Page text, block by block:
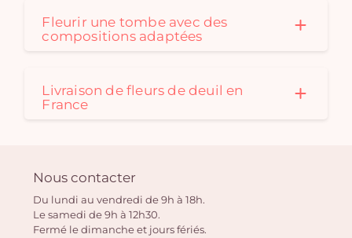
Fleurir une tombe avec des
compositions adaptées
Livraison de fleurs de deuil en
France
Nous contacter
Du lundi au vendredi de 9h à 18h.
Le samedi de 9h à 12h30.
Fermé le dimanche et jours fériés.